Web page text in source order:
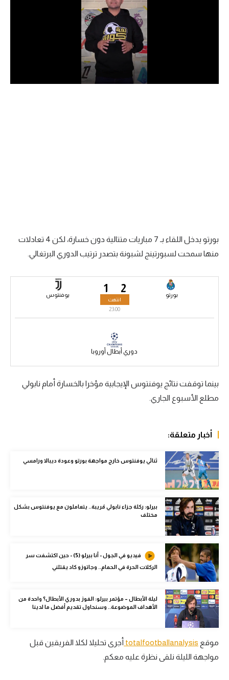
الدوري السعودي للمحترفين
سعودي في الجول
الدوري الإسباني
كرة السلة الأمريكية
كرة يد
كرة طائرة
الوطن العربي
في المونديال
رياضة نسائية
أمريكا
ركن الألعاب
أقسام خاصة
بورتو يدخل اللقاء بـ 7 مباريات متتالية دون خسارة، لكن 4 تعادلات
منها سمحت لسبورتينج لشبونة بتصدر ترتيب الدوري البرتغالي.
2 بورتو 1 يوفنتوس
انتهت
23:00
دوري أبطال أوروبا
بينما توقفت نتائج يوفنتوس الإيجابية مؤخرا بالخسارة أمام نابولي
مطلع الأسبوع الجاري.
أخبار متعلقة:
ثنائي يوفنتوس خارج مواجهة بورتو وعودة ديبالا ورامسي
بيرلو: ركلة جزاء نابولي مُريبة.. يتعاملون مع يوفنتوس بشكل
مختلف
فيديو في الجول - أنا بيرلو (5) - حين اكتشفت سر
الركلات الحرة في الحمام.. وجاتوزو كاد يقتلني
ليلة الأبطال – مؤتمر بيرلو: الفوز بدوري الأبطال؟ واحدة من
الأهداف الموضوعة.. وسنحاول تقديم أفضل ما لدينا
موقع totalfootballanalysis أجرى تحليلا لكلا الفريقين قبل
مواجهة الليلة نلقى نظرة عليه معكم.